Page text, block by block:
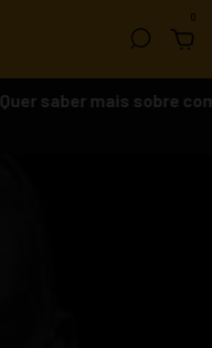
0
Quer saber mais sobre